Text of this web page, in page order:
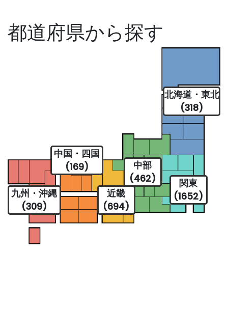
都道府県から探す
北海道・東北
(318)
関東
(1652)
中部
(462)
近畿
(694)
中国・四国
(169)
九州・沖縄
(309)